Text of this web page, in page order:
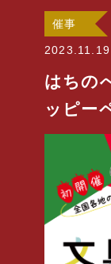
催事
2023.11.19
はちの
ッピー